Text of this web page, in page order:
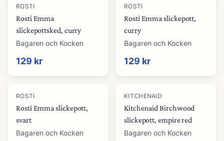
ROSTI
Rosti Emma
slickepottsked, curry
Bagaren och Kocken
129 kr
ROSTI
Rosti Emma slickepott,
curry
Bagaren och Kocken
129 kr
ROSTI
Rosti Emma slickepott,
svart
Bagaren och Kocken
KITCHENAID
Kitchenaid Birchwood
slickepott, empire red
Bagaren och Kocken